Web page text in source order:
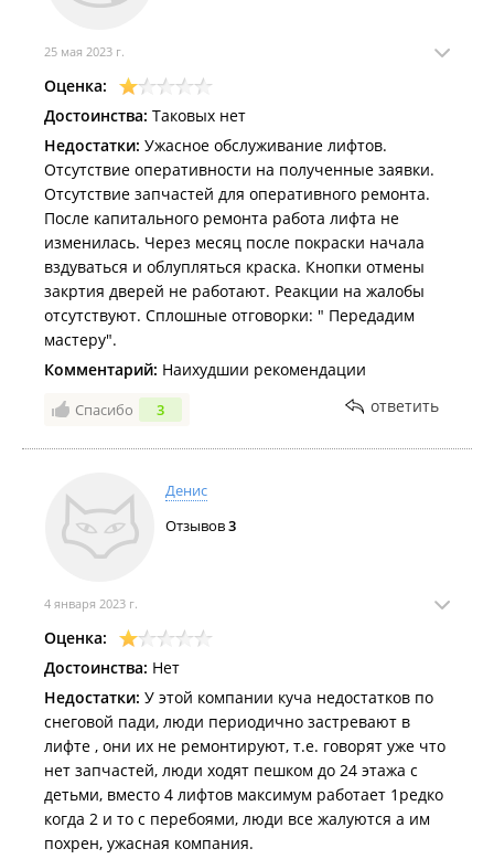
25 мая 2023 г.
Оценка:
Достоинства: Таковых нет
Недостатки: Ужасное обслуживание лифтов.
Отсутствие оперативности на полученные заявки.
Отсутствие запчастей для оперативного ремонта.
После капитального ремонта работа лифта не
изменилась. Через месяц после покраски начала
вздуваться и облупляться краска. Кнопки отмены
закртия дверей не работают. Реакции на жалобы
отсутствуют. Сплошные отговорки: " Передадим
мастеру".
Комментарий: Наихудшии рекомендации
Спасибо 3 ответить
Денис
Отзывов3
4 января 2023 г.
Оценка:
Достоинства: Нет
Недостатки: У этой компании куча недостатков по
снеговой пади, люди периодично застревают в
лифте , они их не ремонтируют, т.е. говорят уже что
нет запчастей, люди ходят пешком до 24 этажа с
детьми, вместо 4 лифтов максимум работает 1редко
когда 2 и то с перебоями, люди все жалуются а им
похрен, ужасная компания.